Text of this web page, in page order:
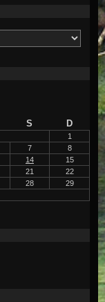
S D
1
7
8
14
15
21
22
28
29